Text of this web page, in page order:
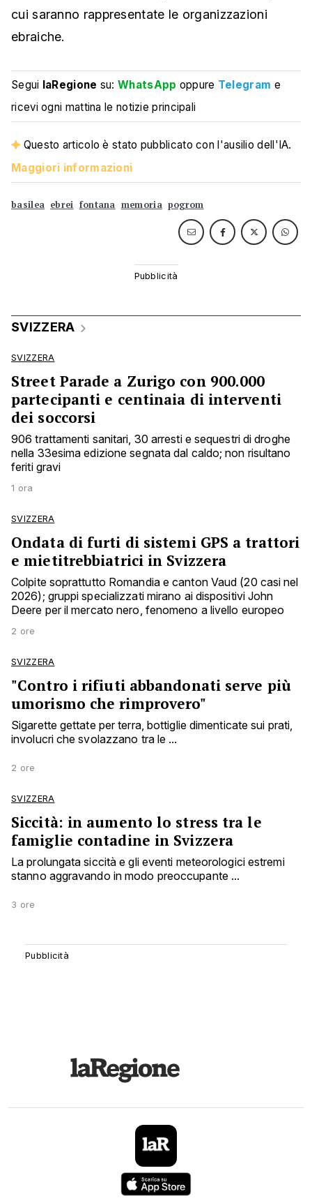
cui saranno rappresentate le organizzazioni
ebraiche.
Segui laRegione su:WhatsApp oppure Telegram e
ricevi ogni mattina le notizie principali
Questo articolo è stato pubblicato con l'ausilio dell'IA.
Maggiori informazioni
basilea ebrei fontana memoria pogrom
SVIZZERA
SVIZZERA
Street Parade a Zurigo con 900.000
partecipanti e centinaia di interventi
dei soccorsi
906 trattamenti sanitari, 30 arresti e sequestri di droghe
nella 33esima edizione segnata dal caldo; non risultano
feriti gravi
1 ora
SVIZZERA
Ondata di furti di sistemi GPS a trattori
e mietitrebbiatrici in Svizzera
Colpite soprattutto Romandia e canton Vaud (20 casi nel
2026); gruppi specializzati mirano ai dispositivi John
Deere per il mercato nero, fenomeno a livello europeo
2 ore
SVIZZERA
"Contro i rifiuti abbandonati serve più
umorismo che rimprovero"
Sigarette gettate per terra, bottiglie dimenticate sui prati,
involucri che svolazzano tra le ...
2 ore
SVIZZERA
Siccità: in aumento lo stress tra le
famiglie contadine in Svizzera
La prolungata siccità e gli eventi meteorologici estremi
stanno aggravando in modo preoccupante ...
3 ore